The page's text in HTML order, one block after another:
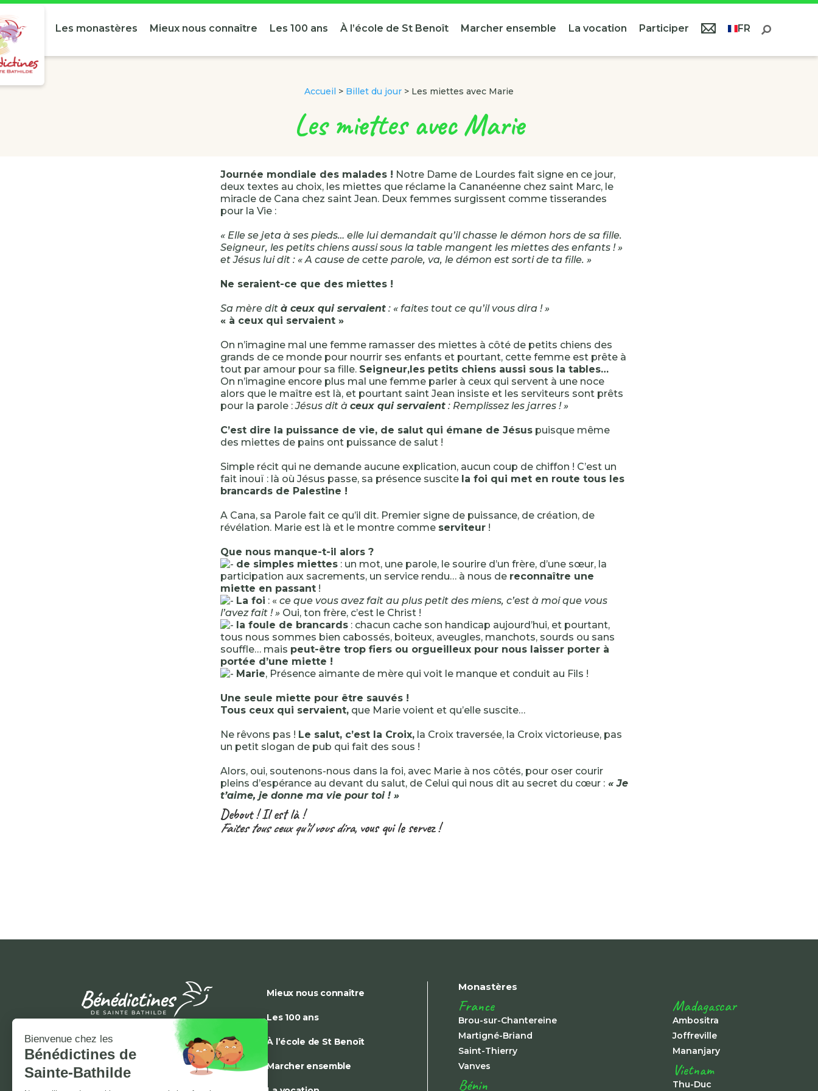
Les monastères Mieux nous connaître Les 100 ans À l’école de St Benoît Marcher ensemble La vocation Participer FR
Accueil > Billet du jour > Les miettes avec Marie
Les miettes avec Marie
Journée mondiale des malades ! Notre Dame de Lourdes fait signe en ce jour,
deux textes au choix, les miettes que réclame la Cananéenne chez saint Marc, le
miracle de Cana chez saint Jean. Deux femmes surgissent comme tisserandes
pour la Vie :
« Elle se jeta à ses pieds… elle lui demandait qu’il chasse le démon hors de sa fille.
Seigneur, les petits chiens aussi sous la table mangent les miettes des enfants ! »
et Jésus lui dit : « A cause de cette parole, va, le démon est sorti de ta fille. »
Ne seraient-ce que des miettes !
Sa mère dit à ceux qui servaient : « faites tout ce qu’il vous dira ! »
« à ceux qui servaient »
On n’imagine mal une femme ramasser des miettes à côté de petits chiens des
grands de ce monde pour nourrir ses enfants et pourtant, cette femme est prête à
tout par amour pour sa fille. Seigneur,les petits chiens aussi sous la tables…
On n’imagine encore plus mal une femme parler à ceux qui servent à une noce
alors que le maître est là, et pourtant saint Jean insiste et les serviteurs sont prêts
pour la parole :Jésus dit à ceux qui servaient : Remplissez les jarres ! »
C’est dire la puissance de vie, de salut qui émane de Jésus puisque même
des miettes de pains ont puissance de salut !
Simple récit qui ne demande aucune explication, aucun coup de chiffon ! C’est un
fait inouï : là où Jésus passe, sa présence suscite la foi qui met en route tous les
brancards de Palestine !
A Cana, sa Parole fait ce qu’il dit. Premier signe de puissance, de création, de
révélation. Marie est là et le montre comme serviteur !
Que nous manque-t-il alors ?
de simples miettes : un mot, une parole, le sourire d’un frère, d’une sœur, la
participation aux sacrements, un service rendu… à nous de reconnaître une
miette en passant !
La foi : « ce que vous avez fait au plus petit des miens, c’est à moi que vous
l’avez fait ! » Oui, ton frère, c’est le Christ !
la foule de brancards : chacun cache son handicap aujourd’hui, et pourtant,
tous nous sommes bien cabossés, boiteux, aveugles, manchots, sourds ou sans
souffle… mais peut-être trop fiers ou orgueilleux pour nous laisser porter à
portée d’une miette !
Marie, Présence aimante de mère qui voit le manque et conduit au Fils !
Une seule miette pour être sauvés !
Tous ceux qui servaient, que Marie voient et qu’elle suscite…
Ne rêvons pas ! Le salut, c’est la Croix, la Croix traversée, la Croix victorieuse, pas
un petit slogan de pub qui fait des sous !
Alors, oui, soutenons-nous dans la foi, avec Marie à nos côtés, pour oser courir
pleins d’espérance au devant du salut, de Celui qui nous dit au secret du cœur : « Je
t’aime, je donne ma vie pour toi ! »
Debout ! Il est là !
Faites tous ceux qu’il vous dira, vous qui le servez !
Mieux nous connaître
Les 100 ans
À l’école de St Benoît
Marcher ensemble
Monastères
France
Brou-sur-Chantereine
Martigné-Briand
Saint-Thierry
Vanves
Bénin
Madagascar
Ambositra
Joffreville
Mananjary
Vietnam
Thu-Duc